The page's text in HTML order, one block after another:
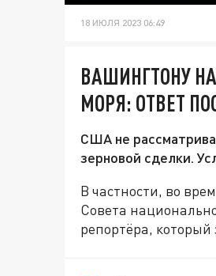
18 ИЮЛЯ 2023 06:49
ВАШИНГТОНУ
МОРЯ: ОТВЕТ
США не
зерновой сделки.
В частности, во
Совета
репортёра,